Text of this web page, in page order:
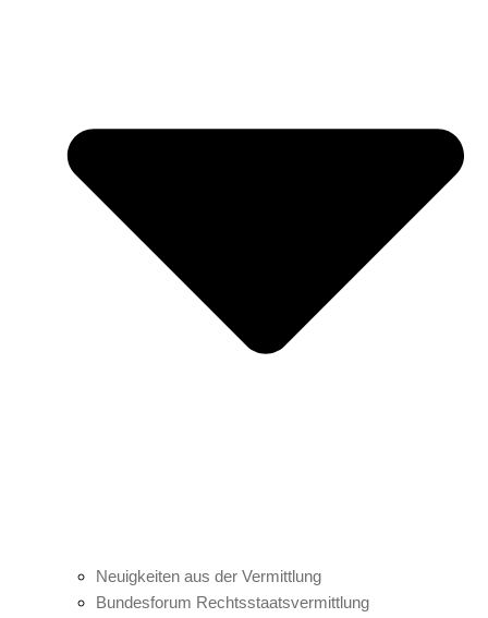
Neuigkeiten aus der Vermittlung
Bundesforum Rechtsstaatsvermittlung